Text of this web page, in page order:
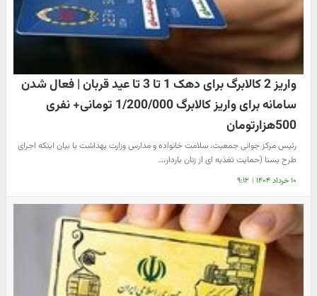
واریز 2 کالابرگ برای دهک 1 تا 3 تا عید قربان | فعال شدن
سامانه برای واریز کالابرگ 1/200/000 تومانی+ نفری
500هزارتومان
رئیس مرکز جوانی جمعیت، سلامت خانواده و مدارس وزارت بهداشت با بیان اینکه اجرای
طرح یسنا (حمایت تغذیه ای از زنان باردار،…
۱۰ خرداد ۱۴۰۴ | ۹:۱۲